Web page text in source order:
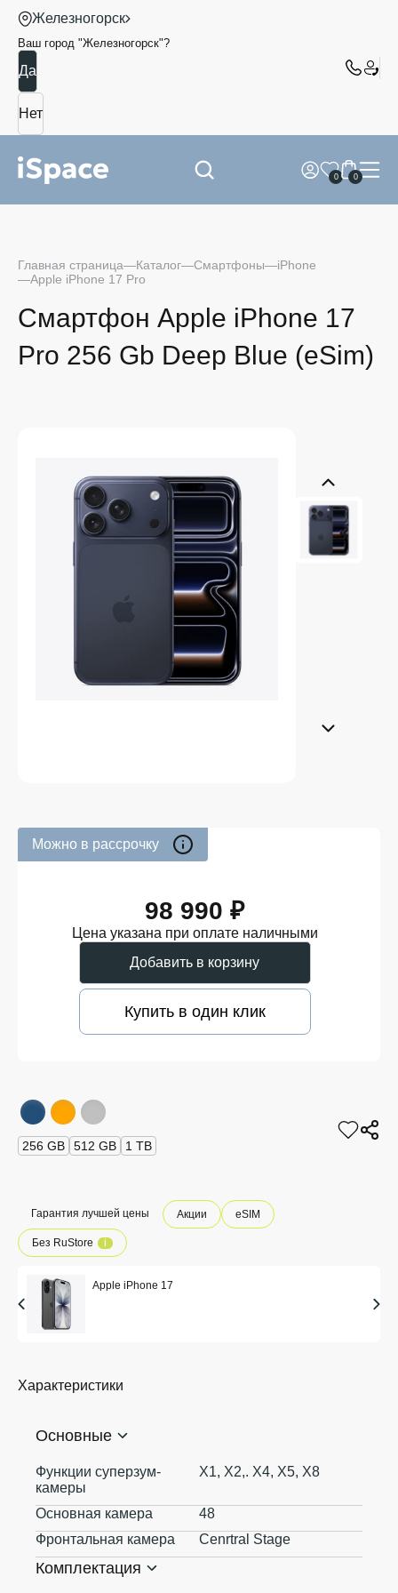
Железногорск
Ваш город "Железногорск"?
0 0
Главная страница Каталог Смартфоны
iPhone
Apple iPhone 17 Pro
Смартфон Apple iPhone 17
Pro 256 Gb Deep Blue (eSim)
Можно в рассрочку
98 990 ₽
Цена указана при оплате наличными
Добавить в корзину
Купить в один клик
256 GB 512 GB 1 TB
Гарантия лучшей цены Акции eSIM
Без RuStore i
Apple iPhone 17
Характеристики
Основные
Функции суперзум-
камеры
X1, X2,. X4, X5, X8
Основная камера
48
Фронтальная камера
Cenrtral Stage
Комплектация